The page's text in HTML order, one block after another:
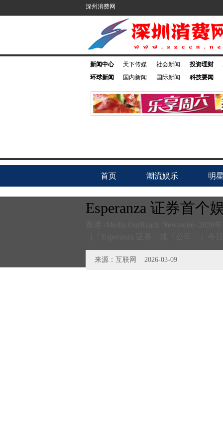
深州消费网
新闻中心 天下传媒
社会新闻
环球新闻
国内新闻 国际新闻
投资理财
科技要闻
首页 潮流娱乐 明
Esperanza 证券首个
来源：互联网 2026-03-09